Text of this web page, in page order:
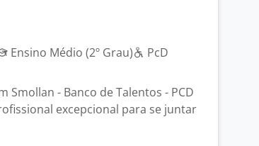
Ensino Médio (2º Grau)
PcD
Smollan - Banco de Talentos - PCD
excepcional para se juntar